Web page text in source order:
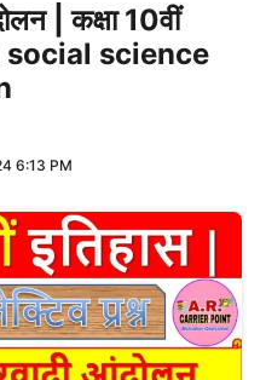
| कक्षा 10वीं
social science
6:13 PM